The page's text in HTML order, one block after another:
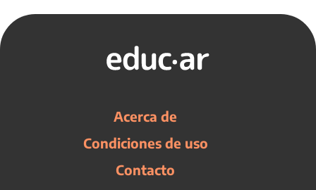
Acerca de
Condiciones de uso
Contacto